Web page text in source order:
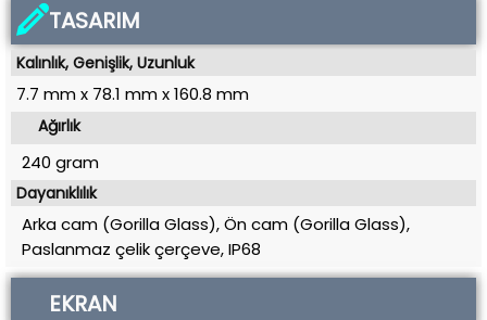
TASARIM
Kalınlık, Genişlik, Uzunluk
7.7 mmx 78.1 mmx160.8 mm
Ağırlık
240 gram
Dayanıklılık
Arka cam (Gorilla Glass), Ön cam (Gorilla Glass),
Paslanmaz çelik çerçeve, IP68
EKRAN